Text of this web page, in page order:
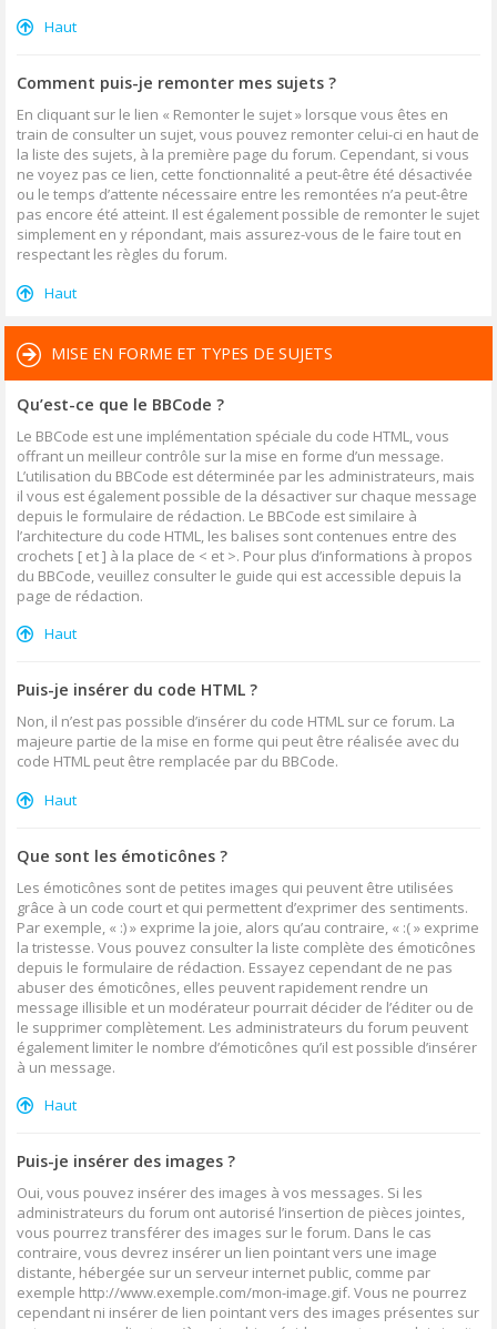
Haut
Comment puis-je remonter mes sujets ?
En cliquant sur le lien « Remonter le sujet » lorsque vous êtes en
train de consulter un sujet, vous pouvez remonter celui-ci en haut de
la liste des sujets, à la première page du forum. Cependant, si vous
ne voyez pas ce lien, cette fonctionnalité a peut-être été désactivée
ou le temps d’attente nécessaire entre les remontées n’a peut-être
pas encore été atteint. Il est également possible de remonter le sujet
simplement en y répondant, mais assurez-vous de le faire tout en
respectant les règles du forum.
Haut
MISE EN FORME ET TYPES DE SUJETS
Qu’est-ce que le BBCode ?
Le BBCode est une implémentation spéciale du code HTML, vous
offrant un meilleur contrôle sur la mise en forme d’un message.
L’utilisation du BBCode est déterminée par les administrateurs, mais
il vous est également possible de la désactiver sur chaque message
depuis le formulaire de rédaction. Le BBCode est similaire à
l’architecture du code HTML, les balises sont contenues entre des
crochets [ et ] à la place de < et >. Pour plus d’informations à propos
du BBCode, veuillez consulter le guide qui est accessible depuis la
page de rédaction.
Haut
Puis-je insérer du code HTML ?
Non, il n’est pas possible d’insérer du code HTML sur ce forum. La
majeure partie de la mise en forme qui peut être réalisée avec du
code HTML peut être remplacée par du BBCode.
Haut
Que sont les émoticônes ?
Les émoticônes sont de petites images qui peuvent être utilisées
grâce à un code court et qui permettent d’exprimer des sentiments.
Par exemple, « :) » exprime la joie, alors qu’au contraire, « :( » exprime
la tristesse. Vous pouvez consulter la liste complète des émoticônes
depuis le formulaire de rédaction. Essayez cependant de ne pas
abuser des émoticônes, elles peuvent rapidement rendre un
message illisible et un modérateur pourrait décider de l’éditer ou de
le supprimer complètement. Les administrateurs du forum peuvent
également limiter le nombre d’émoticônes qu’il est possible d’insérer
à un message.
Haut
Puis-je insérer des images ?
Oui, vous pouvez insérer des images à vos messages. Si les
administrateurs du forum ont autorisé l’insertion de pièces jointes,
vous pourrez transférer des images sur le forum. Dans le cas
contraire, vous devrez insérer un lien pointant vers une image
distante, hébergée sur un serveur internet public, comme par
exemple http://www.exemple.com/mon-image.gif. Vous ne pourrez
cependant ni insérer de lien pointant vers des images présentes sur